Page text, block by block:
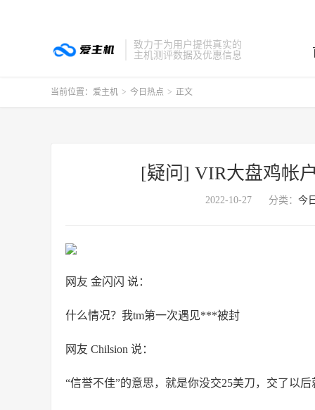
致力于为用户提供真实的
主机测评数据及优惠信息
当前位置： 爱主机 > 今日热点 > 正文
[疑问] VIR大盘鸡帐
2022-10-27 分类： 今
网友 金闪闪 说：
什么情况？我tm第一次遇见***被封
网友 Chilsion 说：
“信誉不佳”的意思，就是你没交25美刀，交了以后